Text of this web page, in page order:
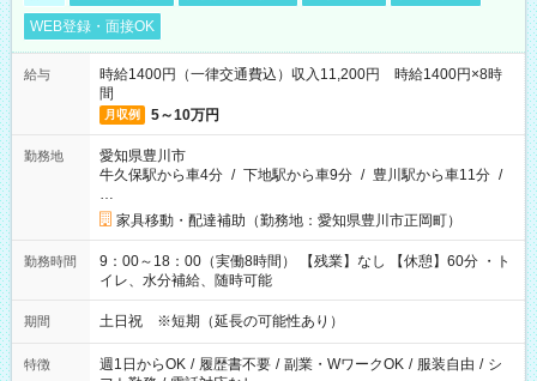
WEB登録・面接OK
給与
時給1400円（一律交通費込）収入11,200円 時給1400円×8時
間
月収例 5～10万円
勤務地
愛知県豊川市
牛久保駅から車4分 / 下地駅から車9分 / 豊川駅から車11分 /
…
家具移動・配達補助（勤務地：愛知県豊川市正岡町）
勤務時間
9：00～18：00（実働8時間） 【残業】なし 【休憩】60分 ・ト
イレ、水分補給、随時可能
期間 土日祝 ※短期（延長の可能性あり）
特徴 週1日からOK / 履歴書不要 / 副業・WワークOK / 服装自由 / シ